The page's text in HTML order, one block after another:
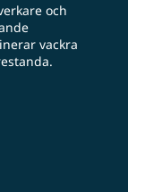
och
vackra